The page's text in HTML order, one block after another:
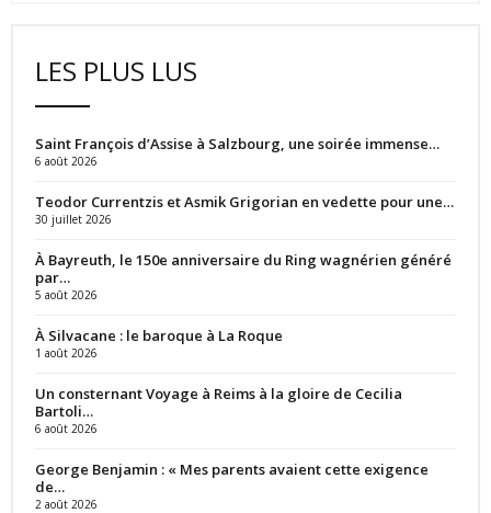
LES PLUS LUS
Saint François d’Assise à Salzbourg, une soirée immense…
6 août 2026
Teodor Currentzis et Asmik Grigorian en vedette pour une…
30 juillet 2026
À Bayreuth, le 150e anniversaire du Ring wagnérien généré
par…
5 août 2026
À Silvacane : le baroque à La Roque
1 août 2026
Un consternant Voyage à Reims à la gloire de Cecilia
Bartoli…
6 août 2026
George Benjamin : « Mes parents avaient cette exigence
de…
2 août 2026